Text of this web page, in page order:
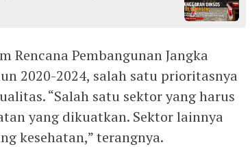
Rencana Pembangunan Jangka
2020-2024, salah satu prioritasnya
“Salah satu sektor yang harus
yang dikuatkan. Sektor lainnya
kesehatan,” terangnya.